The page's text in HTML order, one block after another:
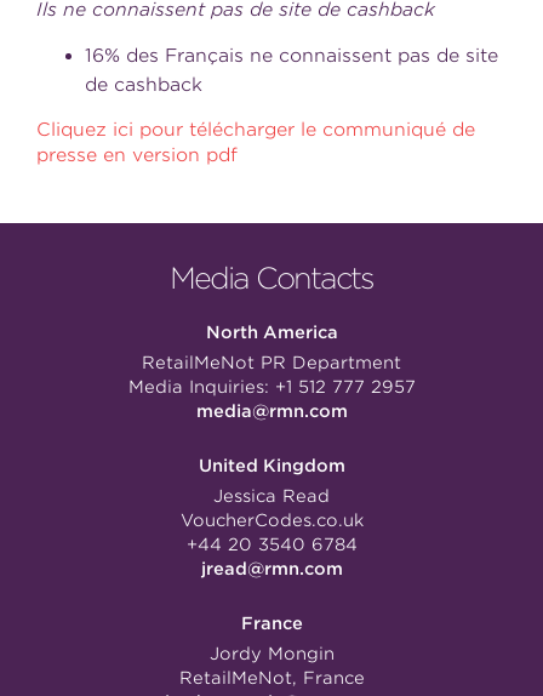
Ils ne connaissent pas de site de cashback
16% des Français ne connaissent pas de site
de cashback
Cliquez ici pour télécharger le communiqué de
presse en version pdf
Media Contacts
North America
RetailMeNot PR Department
Media Inquiries: +1 512 777 2957
media@rmn.com
United Kingdom
Jessica Read
VoucherCodes.co.uk
+44 20 3540 6784
jread@rmn.com
France
Jordy Mongin
RetailMeNot, France